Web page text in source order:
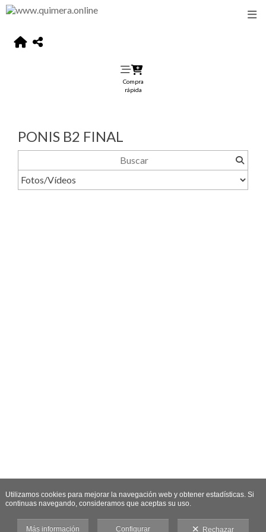
Compra
rápida
PONIS B2 FINAL
Utilizamos cookies para mejorar la navegación web y obtener estadísticas. Si
continuas navegando, consideramos que aceptas su uso.
Más información Configurar Rechazar